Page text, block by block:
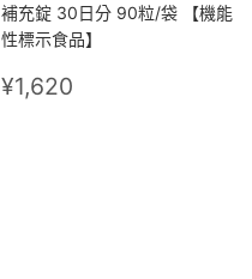
補充錠 30日分 90粒/袋 【機能
性標示食品】
定
價
¥1,620